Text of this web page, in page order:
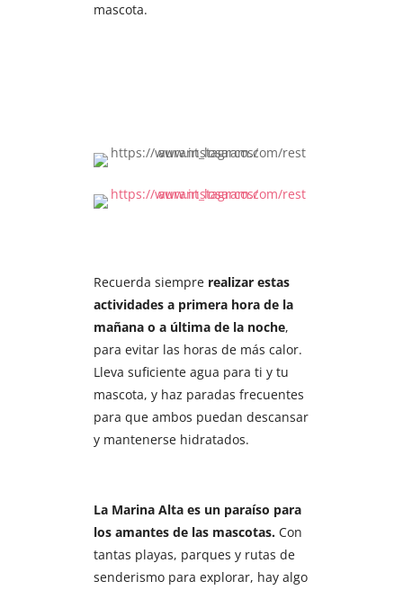
mascota.
Recuerda siemprerealizar estas
actividades a primera hora de la
mañana o a última de la noche,
para evitar las horas de más calor.
Lleva suficiente agua para ti y tu
mascota, y haz paradas frecuentes
para que ambos puedan descansar
y mantenerse hidratados.
La Marina Alta es un paraíso para
los amantes de las mascotas.Con
tantas playas, parques y rutas de
senderismo para explorar, hay algo